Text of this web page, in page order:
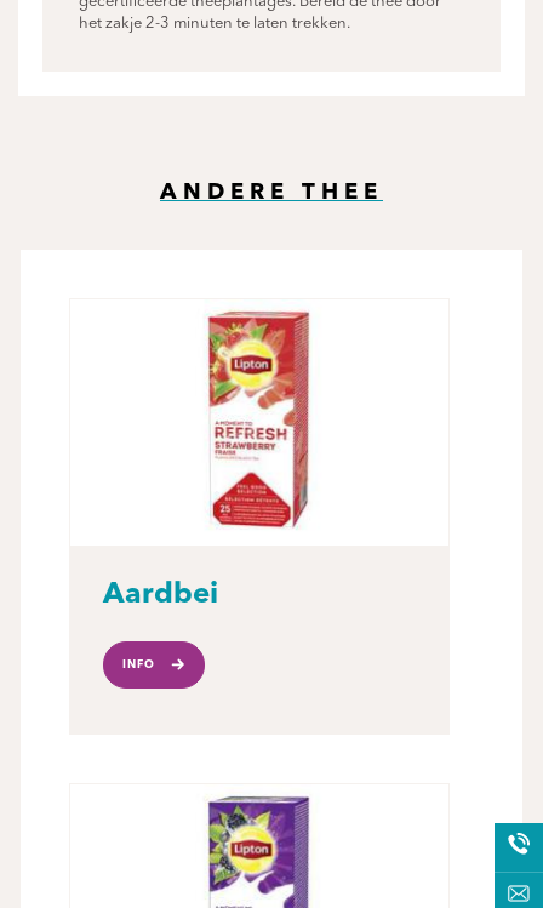
het zakje 2-3 minuten te laten trekken.
ANDERE THEE
Aardbei
INFO